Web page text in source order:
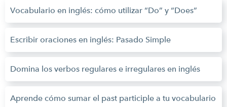
Vocabulario en inglés: cómo utilizar “Do” y “Does”
Escribir oraciones en inglés: Pasado Simple
Domina los verbos regulares e irregulares en inglés
Aprende cómo sumar el past participle a tu vocabulario